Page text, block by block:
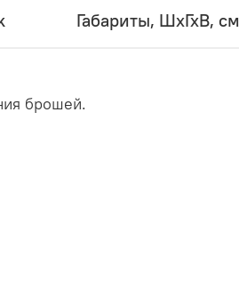
Габариты, ШхГхВ, см
брошей.